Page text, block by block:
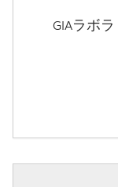
GIAラボ